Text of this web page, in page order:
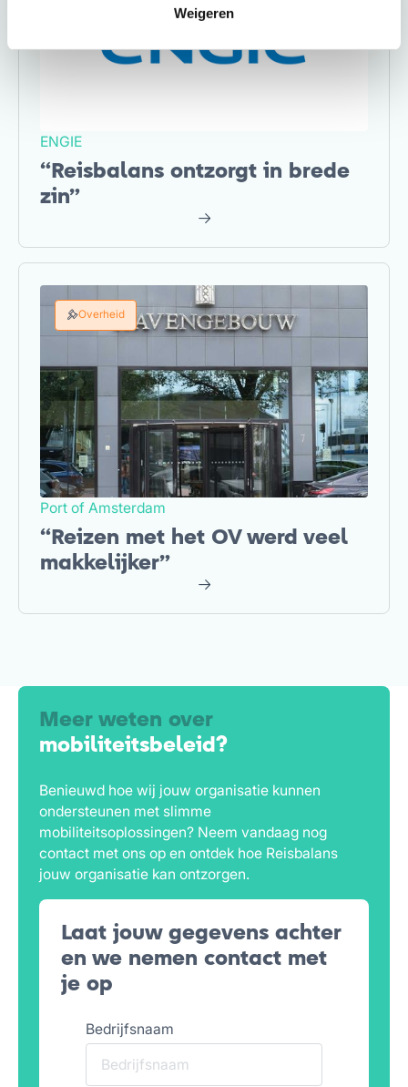
Weigeren
ENGIE
“Reisbalans ontzorgt in brede
zin”
Overheid
Port of Amsterdam
“Reizen met het OV werd veel
makkelijker”
Meer weten over
mobiliteitsbeleid?
Benieuwd hoe wij jouw organisatie kunnen
ondersteunen met slimme
mobiliteitsoplossingen? Neem vandaag nog
contact met ons op en ontdek hoe Reisbalans
jouw organisatie kan ontzorgen.
Laat jouw gegevens achter
en we nemen contact met
je op
Bedrijfsnaam